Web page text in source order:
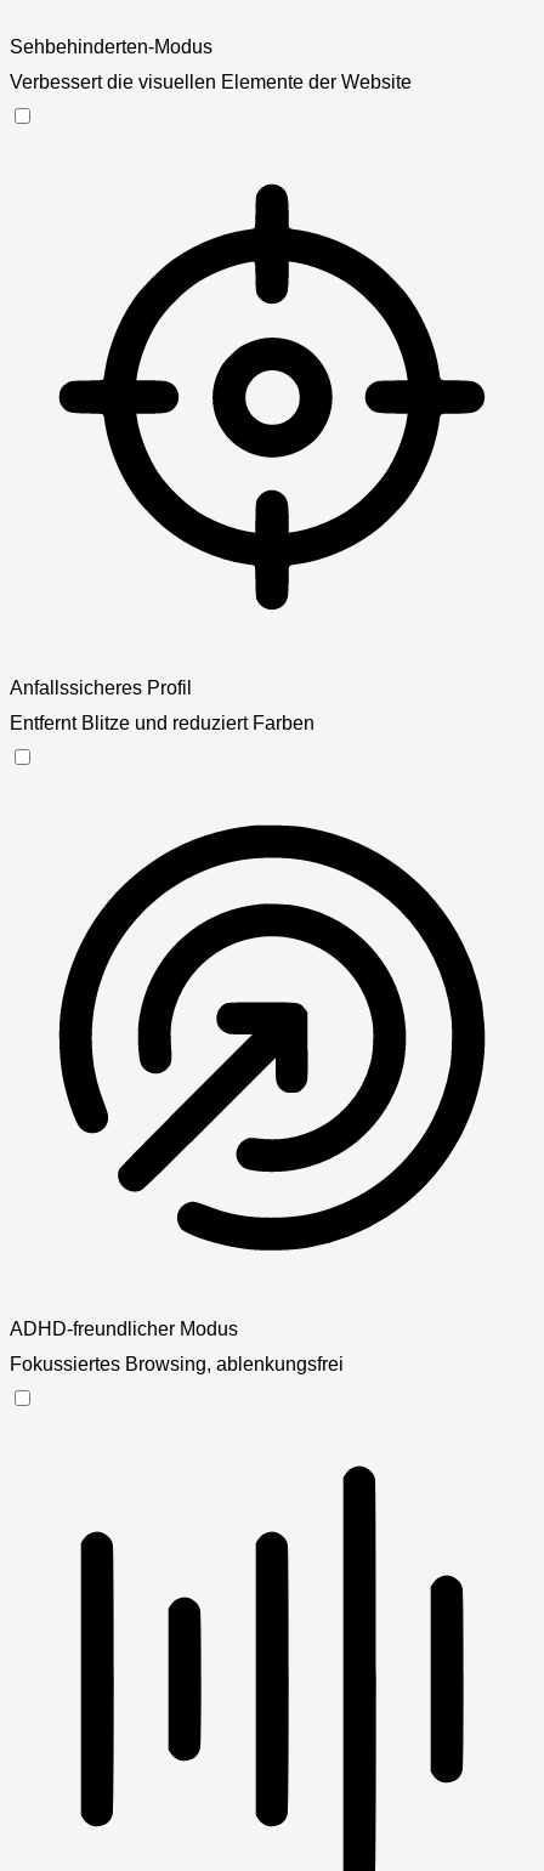
Sehbehinderten-Modus
Verbessert die visuellen Elemente der Website
Anfallssicheres Profil
Entfernt Blitze und reduziert Farben
ADHD-freundlicher Modus
Fokussiertes Browsing, ablenkungsfrei